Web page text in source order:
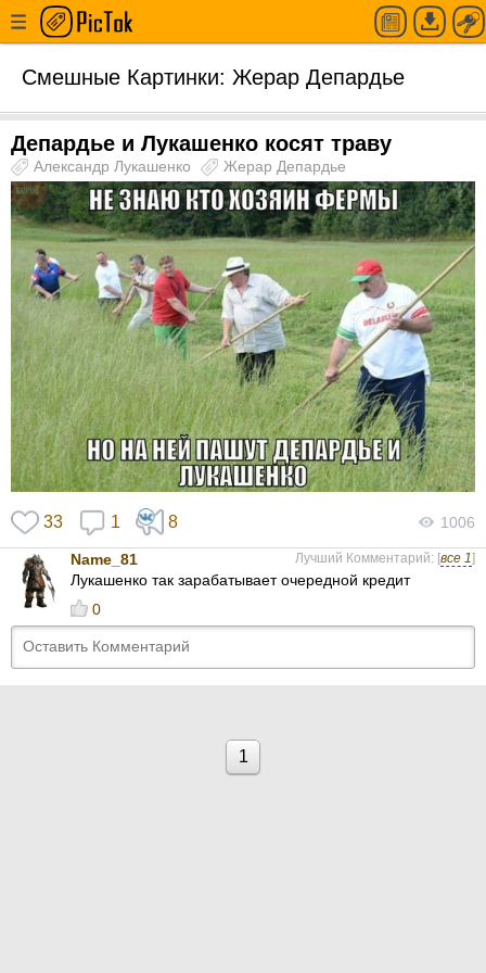
Смешные Картинки: Жерар Депардье
Депардье и Лукашенко косят траву
Александр Лукашенко Жерар Депардье
33 1 8 1006
Name_81 Лучший Комментарий: [все 1]
Лукашенко так зарабатывает очередной кредит
0
1